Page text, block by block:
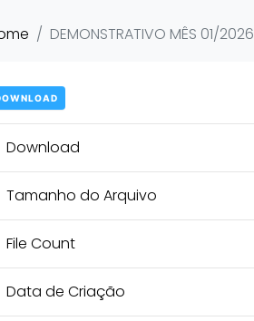
DEMONSTRATIVO MÊS 01/2026
Download
Tamanho do Arquivo
File Count
Data de Criação